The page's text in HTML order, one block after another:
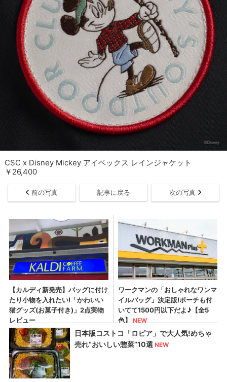
CSC x Disney Mickey アイベックス レインジャケット
￥26,400
前の写真 記事に戻る 次の写真